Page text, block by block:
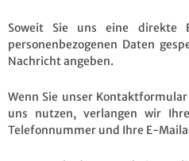
Soweit Sie uns eine direkte
personenbezogenen Daten
Nachricht angeben.
Wenn Sie unser
uns nutzen, verlangen wir
Telefonnummer und Ihre E-